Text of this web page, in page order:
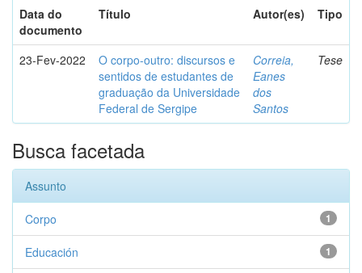
Data do
documento
Título Autor(es) Tipo
23-Fev-2022
O corpo-outro: discursos e
sentidos de estudantes de
graduação da Universidade
Federal de Sergipe
Correia,
Eanes
dos
Santos
Tese
Busca facetada
Assunto
1
Corpo
1
Educación